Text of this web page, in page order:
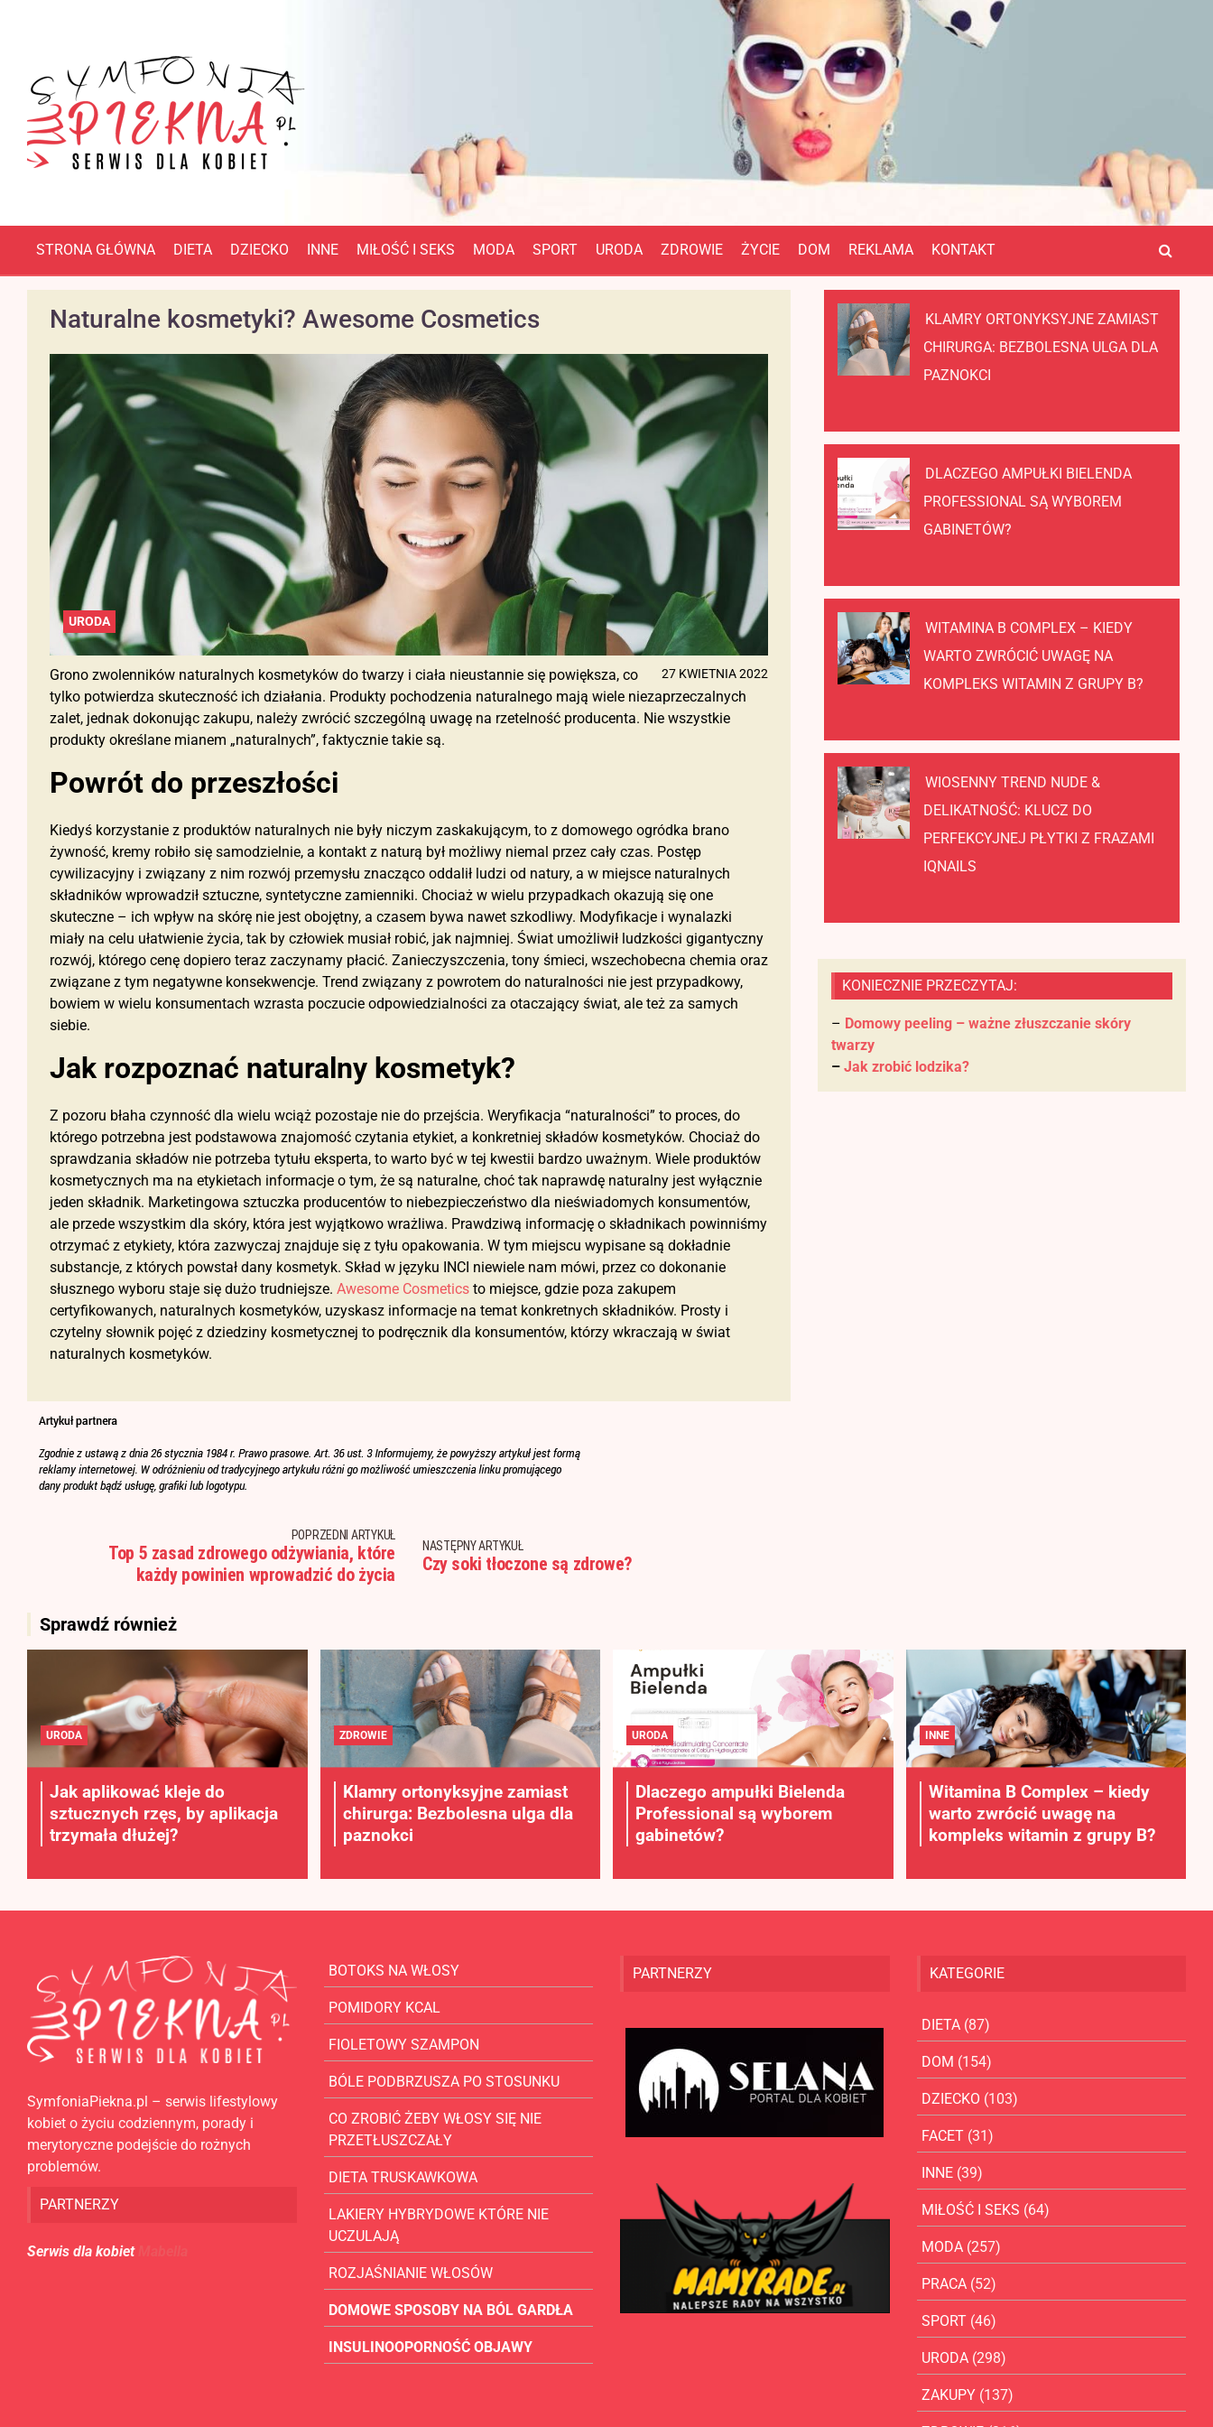
STRONA GŁÓWNA DIETA DZIECKO INNE MIŁOŚĆ I SEKS MODA SPORT URODA ZDROWIE ŻYCIE DOM REKLAMA KONTAKT
Naturalne kosmetyki? Awesome Cosmetics
URODA
27 KWIETNIA 2022
Grono zwolenników naturalnych kosmetyków do twarzy i ciała nieustannie się powiększa, co
tylko potwierdza skuteczność ich działania. Produkty pochodzenia naturalnego mają wiele niezaprzeczalnych
zalet, jednak dokonując zakupu, należy zwrócić szczególną uwagę na rzetelność producenta. Nie wszystkie
produkty określane mianem „naturalnych”, faktycznie takie są.
Powrót do przeszłości
Kiedyś korzystanie z produktów naturalnych nie były niczym zaskakującym, to z domowego ogródka brano
żywność, kremy robiło się samodzielnie, a kontakt z naturą był możliwy niemal przez cały czas. Postęp
cywilizacyjny i związany z nim rozwój przemysłu znacząco oddalił ludzi od natury, a w miejsce naturalnych
składników wprowadził sztuczne, syntetyczne zamienniki. Chociaż w wielu przypadkach okazują się one
skuteczne – ich wpływ na skórę nie jest obojętny, a czasem bywa nawet szkodliwy. Modyfikacje i wynalazki
miały na celu ułatwienie życia, tak by człowiek musiał robić, jak najmniej. Świat umożliwił ludzkości gigantyczny
rozwój, którego cenę dopiero teraz zaczynamy płacić. Zanieczyszczenia, tony śmieci, wszechobecna chemia oraz
związane z tym negatywne konsekwencje. Trend związany z powrotem do naturalności nie jest przypadkowy,
bowiem w wielu konsumentach wzrasta poczucie odpowiedzialności za otaczający świat, ale też za samych
siebie.
Jak rozpoznać naturalny kosmetyk?
Z pozoru błaha czynność dla wielu wciąż pozostaje nie do przejścia. Weryfikacja “naturalności” to proces, do
którego potrzebna jest podstawowa znajomość czytania etykiet, a konkretniej składów kosmetyków. Chociaż do
sprawdzania składów nie potrzeba tytułu eksperta, to warto być w tej kwestii bardzo uważnym. Wiele produktów
kosmetycznych ma na etykietach informacje o tym, że są naturalne, choć tak naprawdę naturalny jest wyłącznie
jeden składnik. Marketingowa sztuczka producentów to niebezpieczeństwo dla nieświadomych konsumentów,
ale przede wszystkim dla skóry, która jest wyjątkowo wrażliwa. Prawdziwą informację o składnikach powinniśmy
otrzymać z etykiety, która zazwyczaj znajduje się z tyłu opakowania. W tym miejscu wypisane są dokładnie
substancje, z których powstał dany kosmetyk. Skład w języku INCI niewiele nam mówi, przez co dokonanie
słusznego wyboru staje się dużo trudniejsze. Awesome Cosmetics to miejsce, gdzie poza zakupem
certyfikowanych, naturalnych kosmetyków, uzyskasz informacje na temat konkretnych składników. Prosty i
czytelny słownik pojęć z dziedziny kosmetycznej to podręcznik dla konsumentów, którzy wkraczają w świat
naturalnych kosmetyków.
POPRZEDNI ARTYKUŁ
Top 5 zasad zdrowego odżywiania, które
każdy powinien wprowadzić do życia
NASTĘPNY ARTYKUŁ
Czy soki tłoczone są zdrowe?
KLAMRY ORTONYKSYJNE ZAMIAST
CHIRURGA: BEZBOLESNA ULGA DLA
PAZNOKCI
DLACZEGO AMPUŁKI BIELENDA
PROFESSIONAL SĄ WYBOREM
GABINETÓW?
WITAMINA B COMPLEX – KIEDY
WARTO ZWRÓCIĆ UWAGĘ NA
KOMPLEKS WITAMIN Z GRUPY B?
WIOSENNY TREND NUDE &
DELIKATNOŚĆ: KLUCZ DO
PERFEKCYJNEJ PŁYTKI Z FRAZAMI
IQNAILS
KONIECZNIE PRZECZYTAJ:
– Domowy peeling – ważne złuszczanie skóry
twarzy
– Jak zrobić lodzika?
Sprawdź również
URODA
Jak aplikować kleje do
sztucznych rzęs, by aplikacja
trzymała dłużej?
ZDROWIE
Klamry ortonyksyjne zamiast
chirurga: Bezbolesna ulga dla
paznokci
URODA
Dlaczego ampułki Bielenda
Professional są wyborem
gabinetów?
INNE
Witamina B Complex – kiedy
warto zwrócić uwagę na
kompleks witamin z grupy B?
SymfoniaPiekna.pl – serwis lifestylowy
kobiet o życiu codziennym, porady i
merytoryczne podejście do rożnych
problemów.
PARTNERZY
Serwis dla kobiet
BOTOKS NA WŁOSY
POMIDORY KCAL
FIOLETOWY SZAMPON
BÓLE PODBRZUSZA PO STOSUNKU
CO ZROBIĆ ŻEBY WŁOSY SIĘ NIE
PRZETŁUSZCZAŁY
DIETA TRUSKAWKOWA
LAKIERY HYBRYDOWE KTÓRE NIE
UCZULAJĄ
ROZJAŚNIANIE WŁOSÓW
DOMOWE SPOSOBY NA BÓL GARDŁA
INSULINOOPORNOŚĆ OBJAWY
PARTNERZY KATEGORIE
DIETA(87)
DOM (154)
DZIECKO (103)
FACET(31)
INNE(39)
MIŁOŚĆ I SEKS (64)
MODA(257)
PRACA(52)
SPORT(46)
URODA(298)
ZAKUPY(137)